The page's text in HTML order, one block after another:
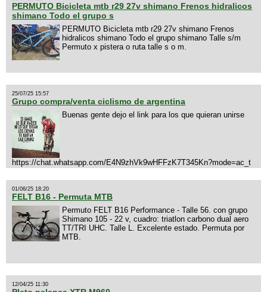
PERMUTO Bicicleta mtb r29 27v shimano Frenos hidralicos
shimano Todo el grupo s
PERMUTO Bicicleta mtb r29 27v shimano Frenos
hidralicos shimano Todo el grupo shimano Talle s/m
Permuto x pistera o ruta talle s o m.
25/07/25 15:57
Grupo compra/venta ciclismo de argentina
Buenas gente dejo el link para los que quieran unirse
https://chat.whatsapp.com/E4N9zhVk9wHFFzK7T345Kn?mode=ac_t
01/06/25 18:20
FELT B16 - Permuta MTB
Permuto FELT B16 Performance - Talle 56. con grupo
Shimano 105 - 22 v, cuadro: triatlon carbono dual aero
TT/TRI UHC. Talle L. Excelente estado. Permuta por
MTB.
12/04/25 11:30